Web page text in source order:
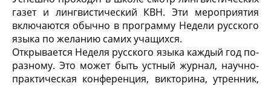
газет и лингвистический КВН. Эти мероприятия
включаются обычно в программу Недели русского
языка по желанию самих учащихся.
Открывается Неделя русского языка каждый год по-
разно­му. Это может быть устный журнал, научно-
практическая кон­ференция, викторина, утренник,